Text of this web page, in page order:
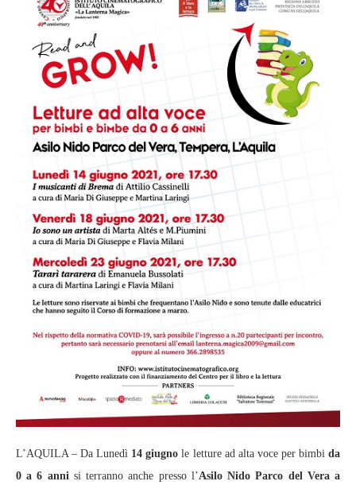
L’AQUILA – Da Lunedì 14 giugno le letture ad alta voce per bimbida
0 a 6 annisi terranno anche presso l’Asilo Nido Parco del Vera a